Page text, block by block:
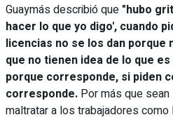
Guaymás describió que "hubo
hacer lo que yo digo', cuando
licencias no se los dan porque
que no tienen idea de lo que
porque corresponde, si piden
corresponde. Por más que
maltratar a los trabajadores como